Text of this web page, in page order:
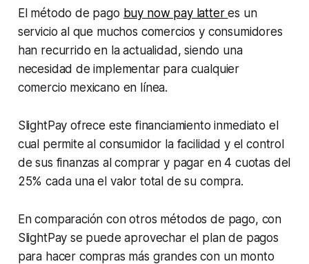
El método de pago buy now pay latter es un
servicio al que muchos comercios y consumidores
han recurrido en la actualidad, siendo una
necesidad de implementar para cualquier
comercio mexicano en línea.
SlightPay ofrece este financiamiento inmediato el
cual permite al consumidor la facilidad y el control
de sus finanzas al comprar y pagar en 4 cuotas del
25% cada una el valor total de su compra.
En comparación con otros métodos de pago, con
SlightPay se puede aprovechar el plan de pagos
para hacer compras más grandes con un monto